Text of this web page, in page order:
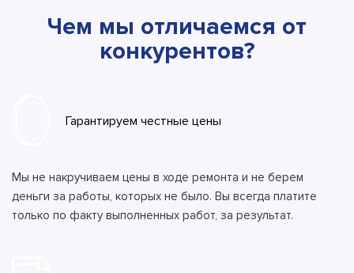
Чем мы отличаемся от
конкурентов?
Гарантируем честные цены
Мы не накручиваем цены в ходе ремонта и не берем
деньги за работы, которых не было. Вы всегда платите
только по факту выполненных работ, за результат.